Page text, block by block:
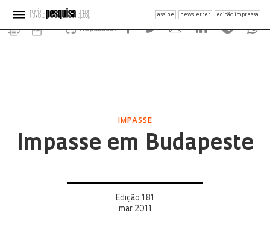
assine newsletter edição impressa
Republicar
IMPASSE
Impasse em Budapeste
Edição 181
mar 2011